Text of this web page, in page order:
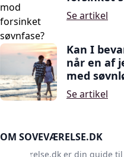
Se artikel
Kan I
når en af
med
Se artikel
OM SOVEVÆRELSE.DK
Soveværelse.dk er din guide